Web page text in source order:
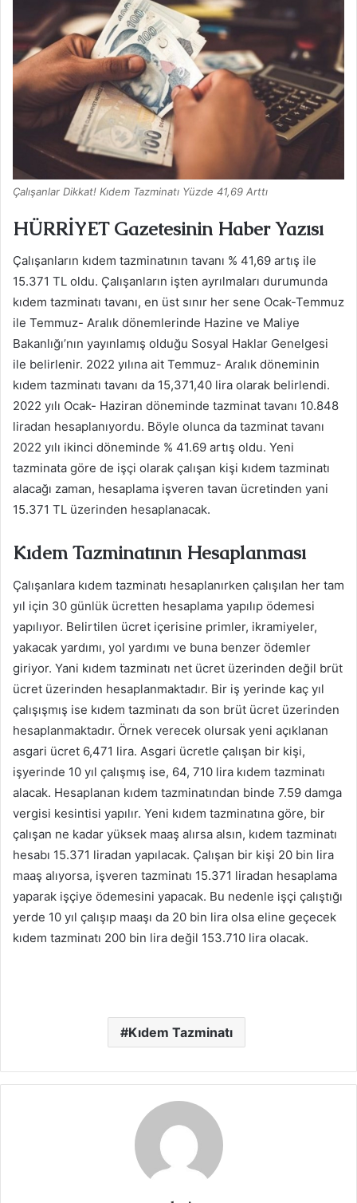
Çalışanlar Dikkat! Kıdem Tazminatı Yüzde 41,69 Arttı
HÜRRİYET Gazetesinin Haber Yazısı
Çalışanların kıdem tazminatının tavanı % 41,69 artış ile
15.371 TL oldu. Çalışanların işten ayrılmaları durumunda
kıdem tazminatı tavanı, en üst sınır her sene Ocak-Temmuz
ile Temmuz- Aralık dönemlerinde Hazine ve Maliye
Bakanlığı’nın yayınlamış olduğu Sosyal Haklar Genelgesi
ile belirlenir. 2022 yılına ait Temmuz- Aralık döneminin
kıdem tazminatı tavanı da 15,371,40 lira olarak belirlendi.
2022 yılı Ocak- Haziran döneminde tazminat tavanı 10.848
liradan hesaplanıyordu. Böyle olunca da tazminat tavanı
2022 yılı ikinci döneminde % 41.69 artış oldu. Yeni
tazminata göre de işçi olarak çalışan kişi kıdem tazminatı
alacağı zaman, hesaplama işveren tavan ücretinden yani
15.371 TL üzerinden hesaplanacak.
Kıdem Tazminatının Hesaplanması
Çalışanlara kıdem tazminatı hesaplanırken çalışılan her tam
yıl için 30 günlük ücretten hesaplama yapılıp ödemesi
yapılıyor. Belirtilen ücret içerisine primler, ikramiyeler,
yakacak yardımı, yol yardımı ve buna benzer ödemler
giriyor. Yani kıdem tazminatı net ücret üzerinden değil brüt
ücret üzerinden hesaplanmaktadır. Bir iş yerinde kaç yıl
çalışışmış ise kıdem tazminatı da son brüt ücret üzerinden
hesaplanmaktadır. Örnek verecek olursak yeni açıklanan
asgari ücret 6,471 lira. Asgari ücretle çalışan bir kişi,
işyerinde 10 yıl çalışmış ise, 64, 710 lira kıdem tazminatı
alacak. Hesaplanan kıdem tazminatından binde 7.59 damga
vergisi kesintisi yapılır. Yeni kıdem tazminatına göre, bir
çalışan ne kadar yüksek maaş alırsa alsın, kıdem tazminatı
hesabı 15.371 liradan yapılacak. Çalışan bir kişi 20 bin lira
maaş alıyorsa, işveren tazminatı 15.371 liradan hesaplama
yaparak işçiye ödemesini yapacak. Bu nedenle işçi çalıştığı
yerde 10 yıl çalışıp maaşı da 20 bin lira olsa eline geçecek
kıdem tazminatı 200 bin lira değil 153.710 lira olacak.
Kıdem Tazminatı